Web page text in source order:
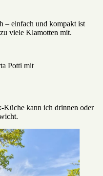
– einfach und kompakt ist
viele Klamotten mit.
Potti mit
Küche kann ich drinnen oder